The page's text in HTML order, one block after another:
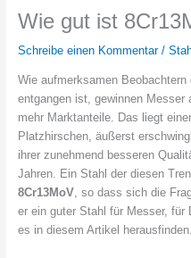
Wie gut ist
Schreibe einen Kommentar /
Wie aufmerksamen
entgangen ist, gewinnen
mehr Marktanteile. Das liegt
Platzhirschen, äußerst
ihrer zunehmend besseren
Jahren. Ein Stahl der diesen
8Cr13MoV, so dass sich die
er ein guter Stahl für Messer, für
es in diesem Artikel herausfinden.